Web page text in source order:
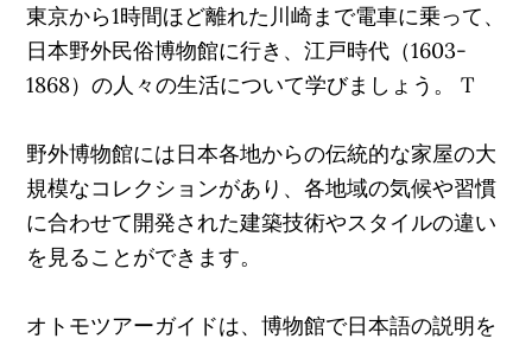
東京から1時間ほど離れた川崎まで電車に乗って、
日本野外民俗博物館に行き、江戸時代（1603-
1868）の人々の生活について学びましょう。 T
野外博物館には日本各地からの伝統的な家屋の大
規模なコレクションがあり、各地域の気候や習慣
に合わせて開発された建築技術やスタイルの違い
を見ることができます。
オトモツアーガイドは、博物館で日本語の説明を